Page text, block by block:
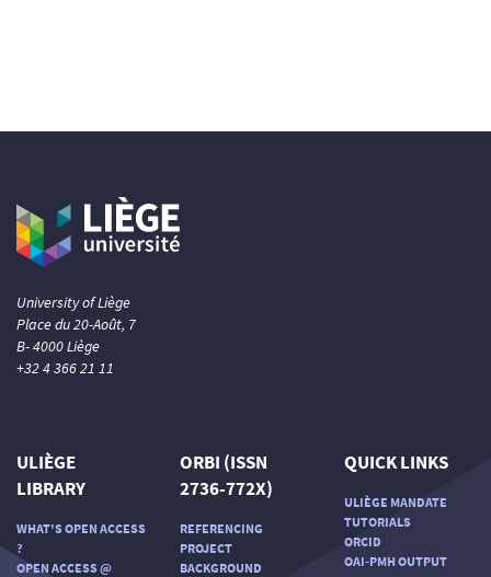
University of Liège
Place du 20-Août, 7
B- 4000 Liège
+32 4 366 21 11
ULIÈGE
LIBRARY
WHAT'S OPEN ACCESS
?
OPEN ACCESS @
ORBI (ISSN
2736-772X)
REFERENCING
PROJECT
BACKGROUND
QUICK LINKS
ULIÈGE MANDATE
TUTORIALS
ORCID
OAI-PMH OUTPUT